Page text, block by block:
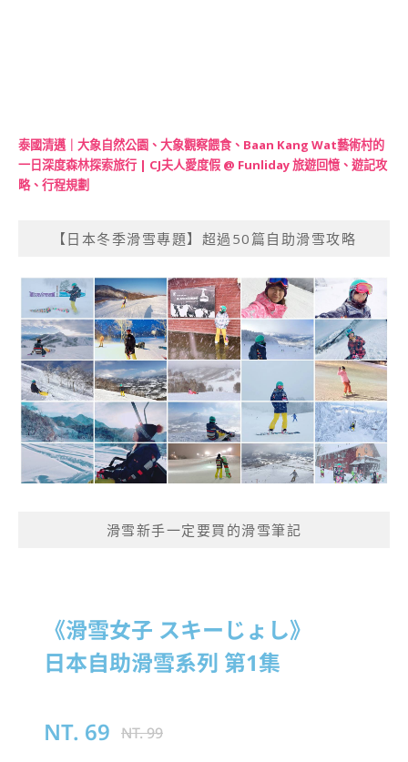
泰國清邁｜大象自然公園、大象觀察餵食、Baan Kang Wat藝術村的
一日深度森林探索旅行 | CJ夫人愛度假 @ Funliday 旅遊回憶、遊記攻
略、行程規劃
【日本冬季滑雪專題】超過50篇自助滑雪攻略
滑雪新手一定要買的滑雪筆記